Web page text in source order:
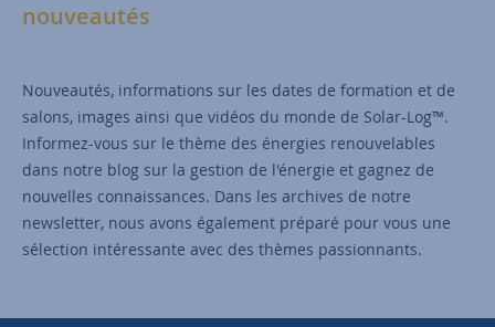
nouveautés
Nouveautés, informations sur les dates de formation et de
salons, images ainsi que vidéos du monde de Solar-Log™.
Informez-vous sur le thème des énergies renouvelables
dans notre blog sur la gestion de l'énergie et gagnez de
nouvelles connaissances. Dans les archives de notre
newsletter, nous avons également préparé pour vous une
sélection intéressante avec des thèmes passionnants.